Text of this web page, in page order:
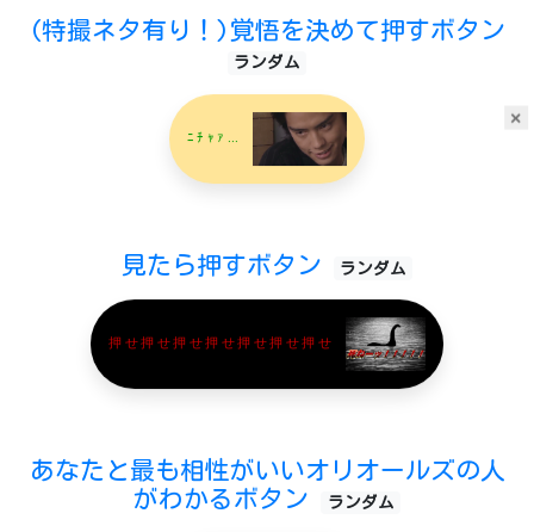
×
(特撮ネタ有り！)覚悟を決めて押すボタン
ランダム
ﾆﾁｬｧ…
見たら押すボタン ランダム
押せ押せ押せ押せ押せ押せ押せ
あなたと最も相性がいいオリオールズの人
がわかるボタン
ランダム